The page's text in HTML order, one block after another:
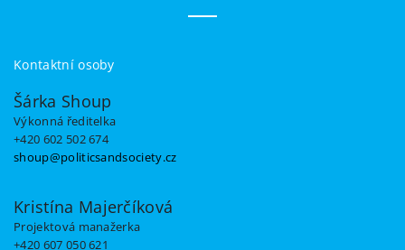
Kontaktní osoby
Šárka Shoup
Výkonná ředitelka
+420 602 502 674
shoup@politicsandsociety.cz
Kristína Majerčíková
Projektová manažerka
+420 607 050 621